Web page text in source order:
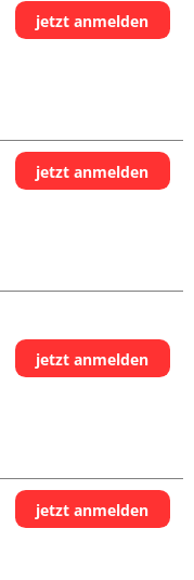
jetzt anmelden
jetzt anmelden
jetzt anmelden
jetzt anmelden